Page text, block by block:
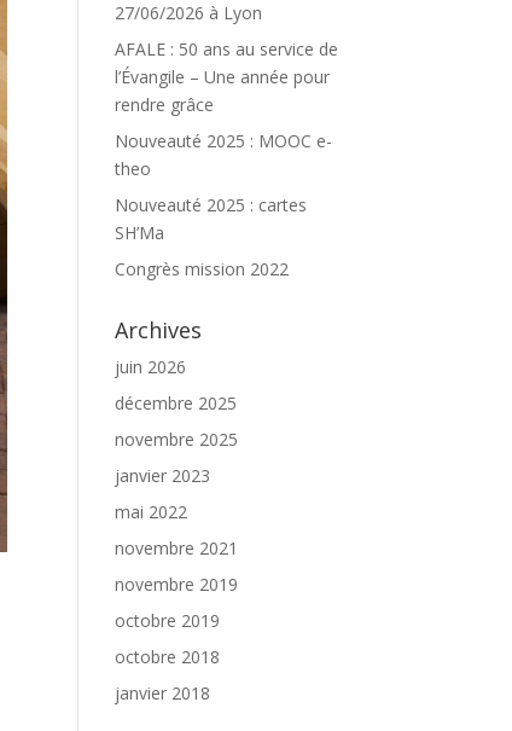
27/06/2026 à Lyon
AFALE : 50 ans au service de
l’Évangile – Une année pour
rendre grâce
Nouveauté 2025 : MOOC e-
theo
Nouveauté 2025 : cartes
SH’Ma
Congrès mission 2022
Archives
juin 2026
décembre 2025
novembre 2025
janvier 2023
mai 2022
novembre 2021
novembre 2019
octobre 2019
octobre 2018
janvier 2018